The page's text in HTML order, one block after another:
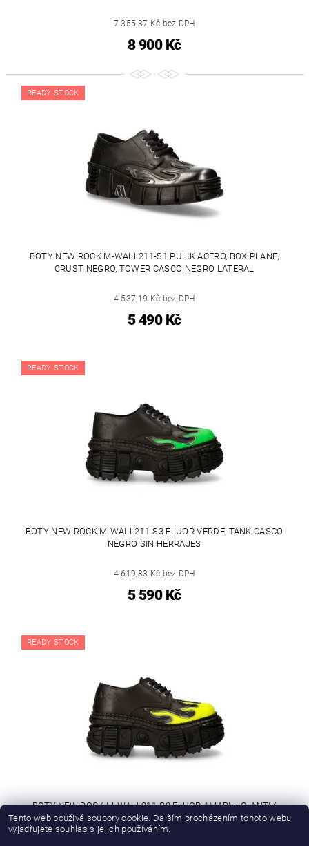
7 355,37 Kč bez DPH
8 900 Kč
READY STOCK
BOTY NEW ROCK M-WALL211-S1 PULIK ACERO, BOX PLANE,
CRUST NEGRO, TOWER CASCO NEGRO LATERAL
4 537,19 Kč bez DPH
5 490 Kč
READY STOCK
BOTY NEW ROCK M-WALL211-S3 FLUOR VERDE, TANK CASCO
NEGRO SIN HERRAJES
4 619,83 Kč bez DPH
5 590 Kč
READY STOCK
BOTY NEW ROCK M-WALL211-S2 FLUOR AMARILLO, ANTIK
ACERO, CRUST NEGRO, TANK CASCO NEGRO
Tento web používá soubory cookie. Dalším procházením tohoto webu
vyjadřujete souhlas s jejich používáním.